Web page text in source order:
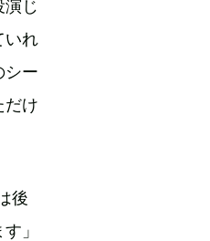
演じ
いれ
シー
だけ
後
」